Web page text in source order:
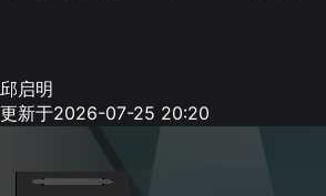
邱启明
更新于2026-07-25 20:20